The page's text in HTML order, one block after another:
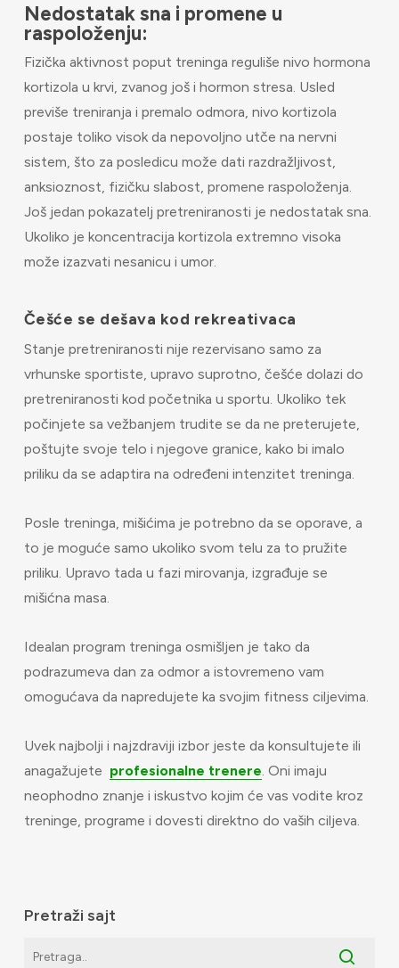
Nedostatak sna i promene u
raspoloženju:
Fizička aktivnost poput treninga reguliše nivo hormona
kortizola u krvi, zvanog još i hormon stresa. Usled
previše treniranja i premalo odmora, nivo kortizola
postaje toliko visok da nepovoljno utče na nervni
sistem, što za posledicu može dati razdražljivost,
anksioznost, fizičku slabost, promene raspoloženja.
Još jedan pokazatelj pretreniranosti je nedostatak sna.
Ukoliko je koncentracija kortizola extremno visoka
može izazvati nesanicu i umor.
Češće se dešava kod rekreativaca
Stanje pretreniranosti nije rezervisano samo za
vrhunske sportiste, upravo suprotno, češće dolazi do
pretreniranosti kod početnika u sportu. Ukoliko tek
počinjete sa vežbanjem trudite se da ne preterujete,
poštujte svoje telo i njegove granice, kako bi imalo
priliku da se adaptira na određeni intenzitet treninga.
Posle treninga, mišićima je potrebno da se oporave, a
to je moguće samo ukoliko svom telu za to pružite
priliku. Upravo tada u fazi mirovanja, izgrađuje se
mišićna masa.
Idealan program treninga osmišljen je tako da
podrazumeva dan za odmor a istovremeno vam
omogućava da napredujete ka svojim fitness ciljevima.
Uvek najbolji i najzdraviji izbor jeste da konsultujete ili
anagažujete profesionalne trenere. Oni imaju
neophodno znanje i iskustvo kojim će vas vodite kroz
treninge, programe i dovesti direktno do vaših ciljeva.
Pretraži sajt